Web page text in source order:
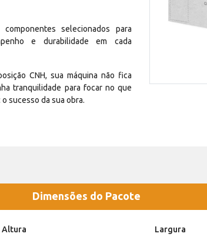
componentes selecionados para
e durabilidade em cada
CNH, sua máquina não fica
tranquilidade para focar no que
sucesso da sua obra.
Dimensões do Pacote
Altura Largura